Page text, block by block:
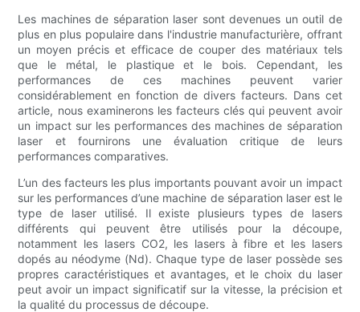
Les machines de séparation laser sont devenues un outil de
plus en plus populaire dans l'industrie manufacturière, offrant
un moyen précis et efficace de couper des matériaux tels
que le métal, le plastique et le bois. Cependant, les
performances de ces machines peuvent varier
considérablement en fonction de divers facteurs. Dans cet
article, nous examinerons les facteurs clés qui peuvent avoir
un impact sur les performances des machines de séparation
laser et fournirons une évaluation critique de leurs
performances comparatives.
L’un des facteurs les plus importants pouvant avoir un impact
sur les performances d’une machine de séparation laser est le
type de laser utilisé. Il existe plusieurs types de lasers
différents qui peuvent être utilisés pour la découpe,
notamment les lasers CO2, les lasers à fibre et les lasers
dopés au néodyme (Nd). Chaque type de laser possède ses
propres caractéristiques et avantages, et le choix du laser
peut avoir un impact significatif sur la vitesse, la précision et
la qualité du processus de découpe.